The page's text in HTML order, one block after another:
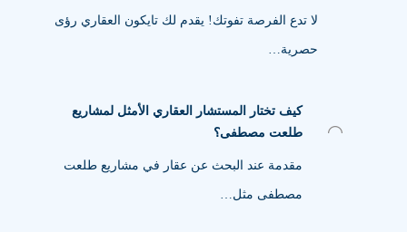
لا تدع الفرصة تفوتك! يقدم لك تايكون العقاري رؤى
حصرية…
كيف تختار المستشار العقاري الأمثل لمشاريع
طلعت مصطفى؟
مقدمة عند البحث عن عقار في مشاريع طلعت
مصطفى مثل…